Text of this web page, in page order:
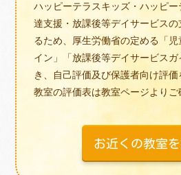
ハッピーテラスキッズ・ハッピ
達支援・放課後等デイサービス
るため、厚生労働省の定める「
イン」「放課後等デイサービス
き、自己評価及び保護者向け評
教室の評価表は教室ページよりご